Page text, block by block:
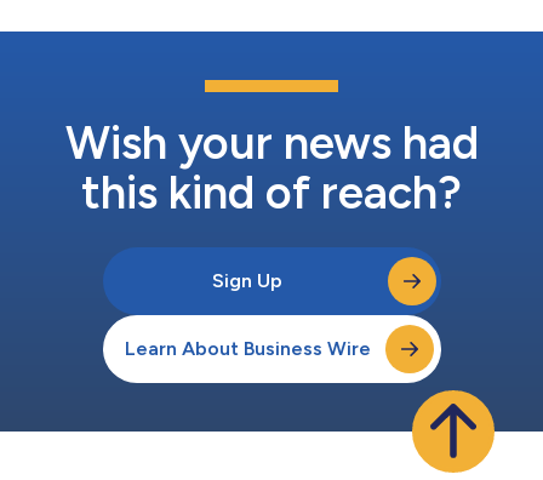
Wish your news had
this kind of reach?
Sign Up
Learn About Business Wire